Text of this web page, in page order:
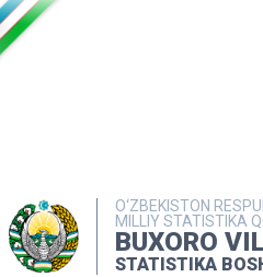
O‘ZBEKISTON
MILLIY STATISTIKA
BUXORO
STATISTIKA
MATBUOT